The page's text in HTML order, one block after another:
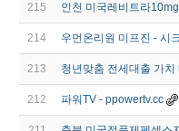
215 인천 미국레­비트라
214 우먼온리원 미프진 - 시
213 청년맞춤 전세대출 가
212 파워TV - ppowertv.cc